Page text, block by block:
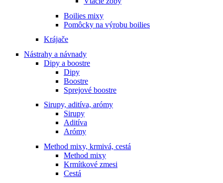
Boilies mixy
Pomôcky na výrobu boilies
Krájače
Nástrahy a návnady
Dipy a boostre
Dipy
Boostre
Sprejové boostre
Sirupy, aditíva, arómy
Sirupy
Aditíva
Arómy
Method mixy, krmivá, cestá
Method mixy
Krmítkové zmesi
Cestá